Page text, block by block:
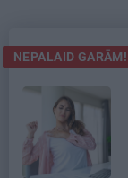
NEPALAID GARĀM!